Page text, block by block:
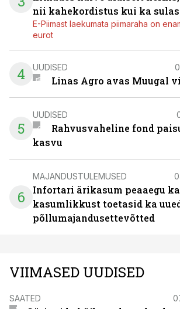
nii kahekordistus kui ka
E-Piimast laekumata piimaraha on
eurot
4 UUDISED
Linas Agro avas Muugal
5
UUDISED
Rahvusvaheline fond
kasvu
6
MAJANDUSTULEMUSED
Infortari ärikasum peaaegu
kasumlikkust toetasid ka
põllumajandusettevõtted
VIIMASED UUDISED
SAATED